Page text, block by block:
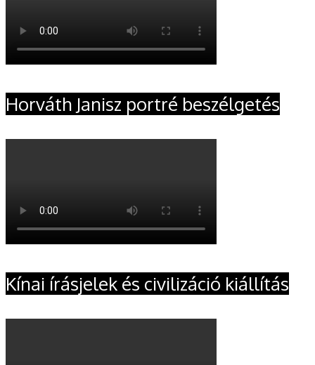
Horváth Janisz portré beszélgetés
Kínai írásjelek és civilizáció kiállítás